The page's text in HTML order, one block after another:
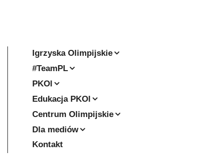
Igrzyska Olimpijskie
#TeamPL
PKOl
Edukacja PKOl
Centrum Olimpijskie
Dla mediów
Kontakt